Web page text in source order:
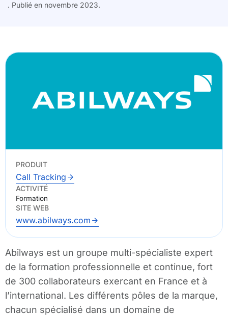
. Publié en novembre 2023.
PRODUIT
Call Tracking
ACTIVITÉ
Formation
SITE WEB
www.abilways.com
Abilways est un groupe multi-spécialiste expert
de la formation professionnelle et continue, fort
de 300 collaborateurs exercant en France et à
l’international. Les différents pôles de la marque,
chacun spécialisé dans un domaine de